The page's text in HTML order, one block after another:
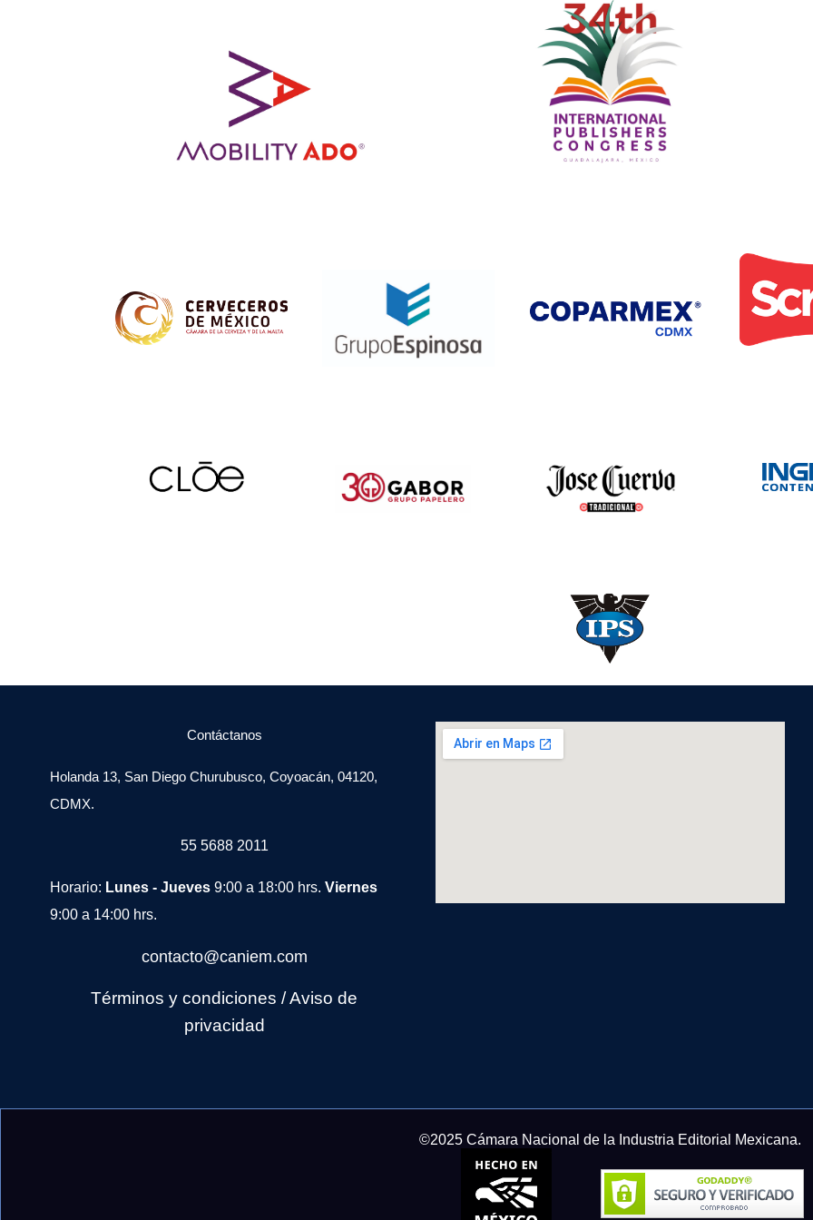
Contáctanos
Holanda 13, San Diego Churubusco, Coyoacán, 04120,
CDMX.
55 5688 2011
Horario: Lunes - Jueves 9:00 a 18:00 hrs. Viernes
9:00 a 14:00 hrs.
contacto@caniem.com
Términos y condiciones /Aviso de
privacidad
©2025 Cámara Nacional de la Industria Editorial Mexicana.